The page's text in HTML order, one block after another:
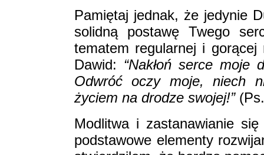
Pamiętaj jednak, że jedynie
solidną postawę Twego
tematem regularnej i
Dawid: “Nakłoń serce
Odwróć oczy moje, niech
życiem na drodze swojej!”
Modlitwa i zastanawianie
podstawowe elementy